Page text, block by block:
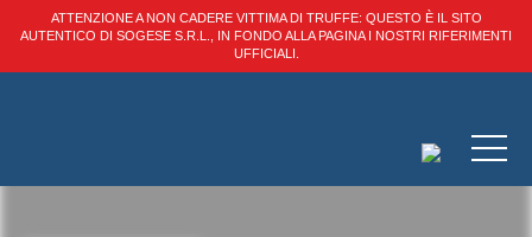
ATTENZIONE A NON CADERE VITTIMA DI TRUFFE: QUESTO È IL SITO
AUTENTICO DI SOGESE S.R.L., IN FONDO ALLA PAGINA I NOSTRI RIFERIMENTI
UFFICIALI.